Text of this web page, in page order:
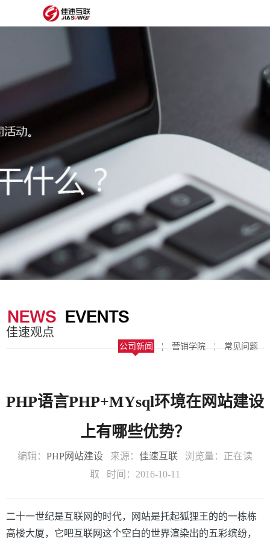
设
网
建
制
板
抖
获
里
服
经
案
站
圈
子
关
佳速观点
公司新闻 ¦ 营销学院 ¦ 常见问题
PHP语言PHP+MYsql环境在网站建设
上有哪些优势？
编辑： PHP网站建设 来源： 佳速互联 浏览量： 正在读
取 时间：2016-10-11
二十一世纪是互联网的时代，网站是托起狐狸王的的一栋栋
高楼大厦，它吧互联网这个空白的世界渲染出的五彩缤纷，